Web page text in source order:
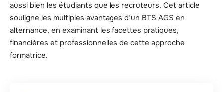
aussi bien les étudiants que les recruteurs. Cet article
souligne les multiples avantages d’un BTS AGS en
alternance, en examinant les facettes pratiques,
financières et professionnelles de cette approche
formatrice.